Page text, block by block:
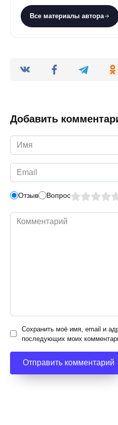
Все материалы автора
Добавить
Имя
*
Email
*
Отзыв Вопрос
Комментарий
Сохранить моё имя, email и
последующих моих